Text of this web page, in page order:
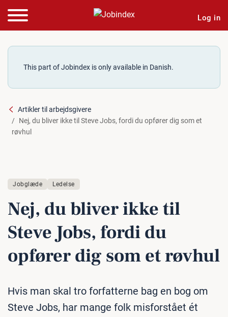
Log in
This part of Jobindex is only available in Danish.
Artikler til arbejdsgivere
Nej, du bliver ikke til Steve Jobs, fordi du opfører dig som et
røvhul
Jobglæde Ledelse
Nej, du bliver ikke til
Steve Jobs, fordi du
opfører dig som et røvhul
Hvis man skal tro forfatterne bag en bog om
Steve Jobs, har mange folk misforstået ét